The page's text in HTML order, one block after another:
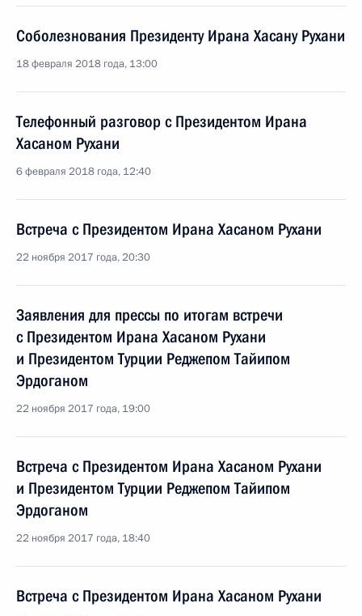
Соболезнования Президенту Ирана Хасану Рухани
18 февраля 2018 года, 13:00
Телефонный разговор с Президентом Ирана
Хасаном Рухани
6 февраля 2018 года, 12:40
Встреча с Президентом Ирана Хасаном Рухани
22 ноября 2017 года, 20:30
Заявления для прессы по итогам встречи
с Президентом Ирана Хасаном Рухани
и Президентом Турции Реджепом Тайипом
Эрдоганом
22 ноября 2017 года, 19:00
Встреча с Президентом Ирана Хасаном Рухани
и Президентом Турции Реджепом Тайипом
Эрдоганом
22 ноября 2017 года, 18:40
Встреча с Президентом Ирана Хасаном Рухани